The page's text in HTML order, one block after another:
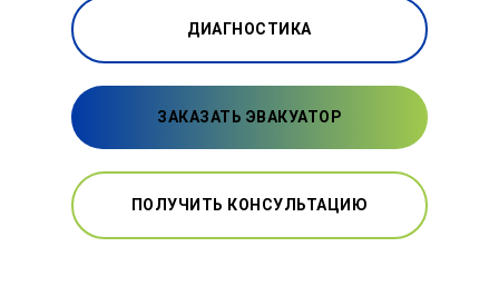
ДИАГНОСТИКА
ЗАКАЗАТЬ ЭВАКУАТОР
ПОЛУЧИТЬ КОНСУЛЬТАЦИЮ